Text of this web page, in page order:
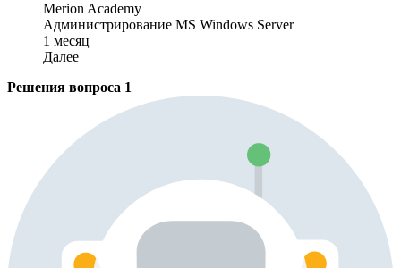
Merion Academy
Администрирование MS Windows Server
1 месяц
Далее
Решения вопроса 1